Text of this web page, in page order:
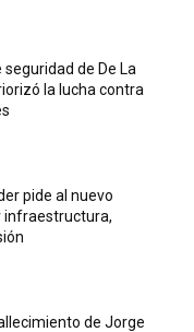
de De La
la lucha contra
pide al nuevo
infraestructura,
de Jorge